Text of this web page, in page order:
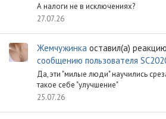
А налоги не в исключениях?
27.07.26
Жемчужинка оставил(а) реакцию
сообщению пользователя
Да, эти "милые люди" научились
такое себе "улучшение"
25.07.26